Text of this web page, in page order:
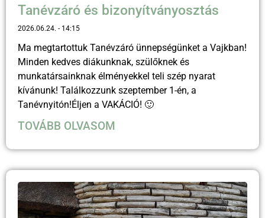
Tanévzáró és bizonyítványosztás
2026.06.24. 14:15
Ma megtartottuk Tanévzáró ünnepségünket a Vajkban!
Minden kedves diákunknak, szülőknek és
munkatársainknak élményekkel teli szép nyarat
kívánunk! Találkozzunk szeptember 1-én, a
Tanévnyitón!Éljen a VAKÁCIÓ! 🙂
TOVÁBB OLVASOM